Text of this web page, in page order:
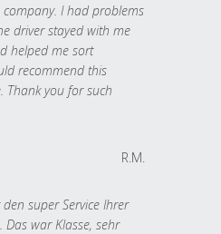
I had problems
driver stayed with me
helped me sort
recommend this
Thank you for such
R.M.
super Service Ihrer
war Klasse, sehr